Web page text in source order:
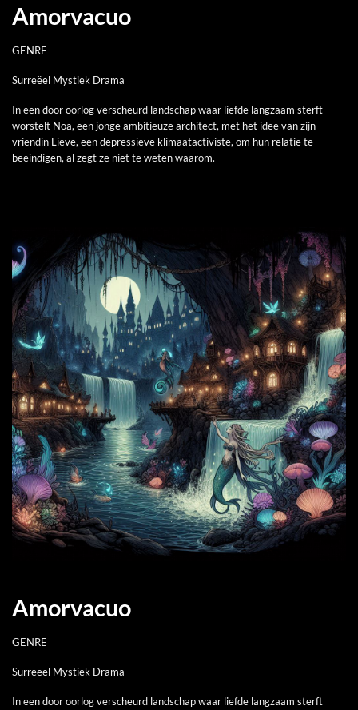
Amorvacuo
GENRE
Surreëel Mystiek Drama
In een door oorlog verscheurd landschap waar liefde langzaam sterft
worstelt Noa, een jonge ambitieuze architect, met het idee van zijn
vriendin Lieve, een depressieve klimaatactiviste, om hun relatie te
beëindigen, al zegt ze niet te weten waarom.
Amorvacuo
GENRE
Surreëel Mystiek Drama
In een door oorlog verscheurd landschap waar liefde langzaam sterft